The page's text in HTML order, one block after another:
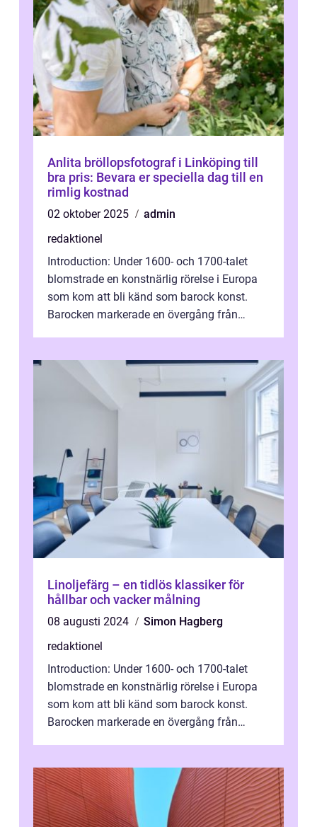
Anlita bröllopsfotograf i Linköping till
bra pris: Bevara er speciella dag till en
rimlig kostnad
02 oktober 2025
admin
redaktionel
Introduction: Under 1600- och 1700-talet
blomstrade en konstnärlig rörelse i Europa
som kom att bli känd som barock konst.
Barocken markerade en övergång från
Linoljefärg – en tidlös klassiker för
hållbar och vacker målning
08 augusti 2024
Simon Hagberg
redaktionel
Introduction: Under 1600- och 1700-talet
blomstrade en konstnärlig rörelse i Europa
som kom att bli känd som barock konst.
Barocken markerade en övergång från